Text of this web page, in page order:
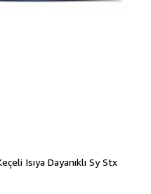
Isıya Dayanıklı Sy Stx